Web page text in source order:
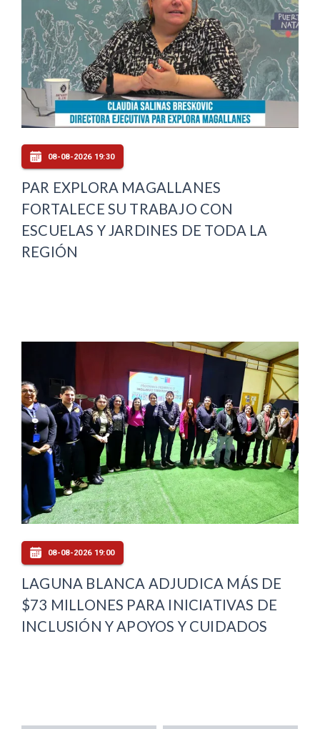
08-08-2026 19:30
PAR EXPLORA MAGALLANES
FORTALECE SU TRABAJO CON
ESCUELAS Y JARDINES DE TODA LA
REGIÓN
08-08-2026 19:00
LAGUNA BLANCA ADJUDICA MÁS DE
$73 MILLONES PARA INICIATIVAS DE
INCLUSIÓN Y APOYOS Y CUIDADOS